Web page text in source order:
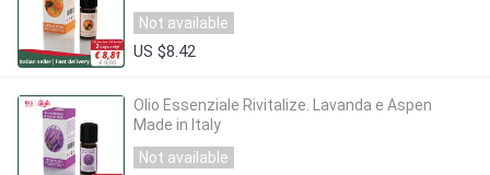
Not available
US $8.42
Olio Essenziale Rivitalize. Lavanda e Aspen
Made in Italy
Not available